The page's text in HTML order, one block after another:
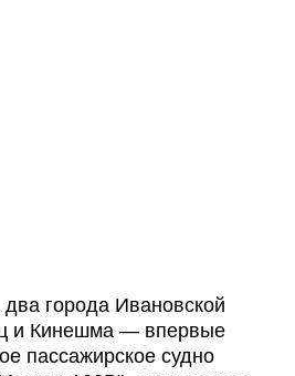
города Ивановской
и Кинешма — впервые
пассажирское судно